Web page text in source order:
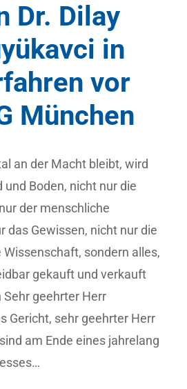
Dr. Dilay
in
vor
München
an der Macht bleibt, wird
und Boden, nicht nur die
der menschliche
das Gewissen, nicht nur die
Wissenschaft, sondern alles,
gekauft und verkauft
Sehr geehrter Herr
Gericht, sehr geehrter Herr
am Ende eines jahrelang